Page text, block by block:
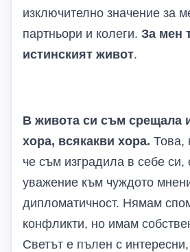
изключително значение за
партньори и колеги. За мен
истинският живот.
В живота си съм срещала
хора, всякакви хора. Това,
че съм изградила в себе си,
уважение към чуждото
дипломатичност. Нямам
конфликти, но имам
Светът е пълен с